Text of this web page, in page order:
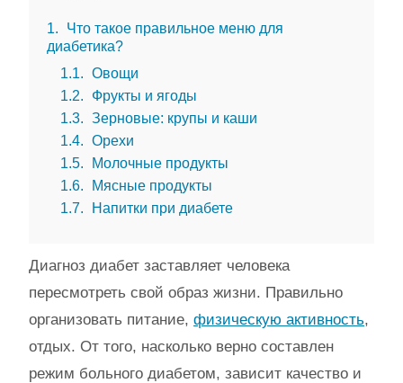
1
Что такое правильное меню для
диабетика?
1.1
Овощи
1.2
Фрукты и ягоды
1.3
Зерновые: крупы и каши
1.4
Орехи
1.5
Молочные продукты
1.6
Мясные продукты
1.7
Напитки при диабете
Диагноз диабет заставляет человека
пересмотреть свой образ жизни. Правильно
организовать питание, физическую активность,
отдых. От того, насколько верно составлен
режим больного диабетом, зависит качество и